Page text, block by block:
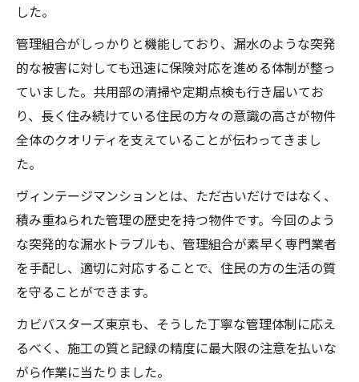
した。
管理組合がしっかりと機能しており、漏水のような突発
的な被害に対しても迅速に保険対応を進める体制が整っ
ていました。共用部の清掃や定期点検も行き届いてお
り、長く住み続けている住民の方々の意識の高さが物件
全体のクオリティを支えていることが伝わってきまし
た。
ヴィンテージマンションとは、ただ古いだけではなく、
積み重ねられた管理の歴史を持つ物件です。今回のよう
な突発的な漏水トラブルも、管理組合が素早く専門業者
を手配し、適切に対応することで、住民の方の生活の質
を守ることができます。
カビバスターズ東京も、そうした丁寧な管理体制に応え
るべく、施工の質と記録の精度に最大限の注意を払いな
がら作業に当たりました。